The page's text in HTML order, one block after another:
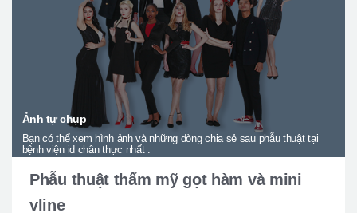
Trung tâm petit
Thẩm mỹ boby
Thẩm mỹ nam giới
Let Me In
Giới thiệu bệnh viện
Ảnh tự chụp
Bạn có thể xem hình ảnh và những dòng chia sẻ sau phẫu thuật tại
bệnh viện id chân thực nhất .
Phẫu thuật thẩm mỹ gọt hàm và mini
vline